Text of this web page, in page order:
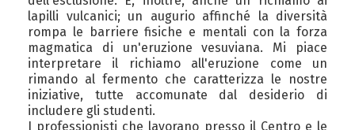
lapilli vulcanici; un augurio affinché la diversità
rompa le barriere fisiche e mentali con la forza
magmatica di un'eruzione vesuviana. Mi piace
interpretare il richiamo all'eruzione come un
rimando al fermento che caratterizza le nostre
iniziative, tutte accomunate dal desiderio di
includere gli studenti.
I professionisti che lavorano presso il Centro e le